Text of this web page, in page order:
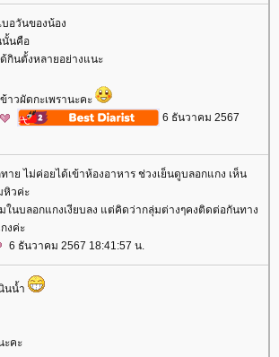
บอวันของน้อง
นั้นคือ
กินตั้งหลายอย่างแนะ
าวผัดกะเพรานะคะ
6 ธันวาคม 2567
ย ไม่ค่อยได้เข้าห้องอาหาร ช่วงเย็นดูบลอกแกง เห็น
หิวค่ะ
ในบลอกแกงเงียบลง แต่คิดว่ากลุ่มต่างๆคงติดต่อกันทาง
งค่ะ
6 ธันวาคม 2567 18:41:57 น.
นน้ำ
ะคะ